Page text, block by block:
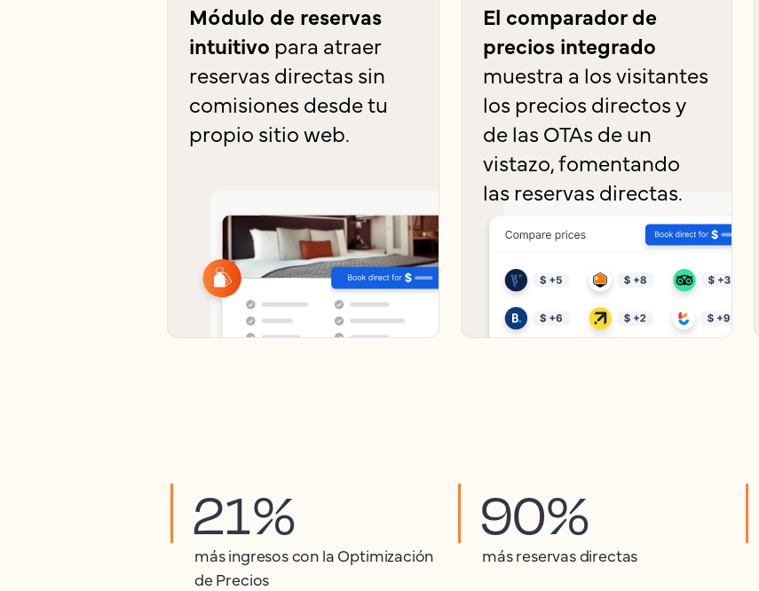
Módulo de reservas
intuitivo para atraer
reservas directas sin
comisiones desde tu
propio sitio web.
El comparador de
precios integrado
muestra a los visitantes
los precios directos y
de las OTAs de un
vistazo, fomentando
las reservas directas.
21%
más ingresos con la Optimización
de Precios
90%
más reservas directas